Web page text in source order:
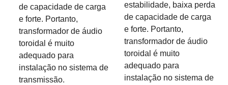
de capacidade de carga
e forte. Portanto,
transformador de áudio
toroidal é muito
adequado para
instalação no sistema de
transmissão.
estabilidade, baixa perda
de capacidade de carga
e forte. Portanto,
transformador de áudio
toroidal é muito
adequado para
instalação no sistema de